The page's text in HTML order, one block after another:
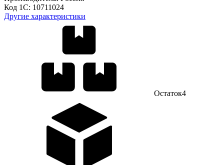
Код 1С: 10711024
Другие характеристики
Остаток4